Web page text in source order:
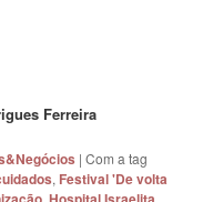
Ferreira
|Com a tag
, Festival 'De volta
,